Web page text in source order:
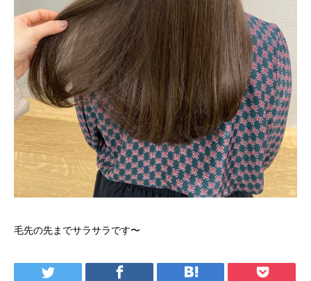
毛先の先までサラサラです〜